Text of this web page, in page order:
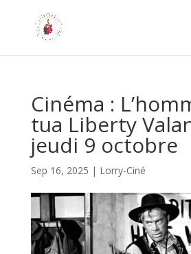
Cinéma :
tua Liberty
jeudi 9 octobre
Sep 16, 2025 | Lorry-Ciné